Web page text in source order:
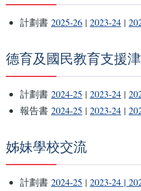
計劃書 2025-26 | 2023-24 |
德育及國民教育支援
計劃書 2024-25 | 2023-24 |
報告書 2024-25 | 2023-24 |
姊妹學校交流
計劃書 2024-25 | 2023-24 |